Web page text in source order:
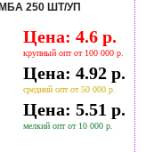
250 ШТ/УП
Цена: 4.6 р.
крупный опт от 100 000 р.
Цена: 4.92 р.
средний опт от 50 000 р.
Цена: 5.51 р.
мелкий опт от 10 000 р.